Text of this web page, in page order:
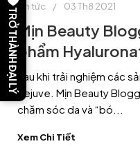
Tin tức 03 Th8 2021
Mịn Beauty
phẩm
Sau khi trải nghiệm các
Rejuve. Mịn Beauty
chăm sóc da và “bó...
Xem Chi Tiết
TRỞ THÀNH ĐẠI LÝ